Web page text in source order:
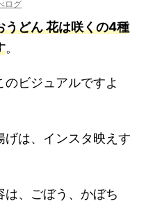
ログ
うどん 花は咲くの4種
。
のビジュアルですよ
は、インスタ映えす
は、ごぼう、かぼち